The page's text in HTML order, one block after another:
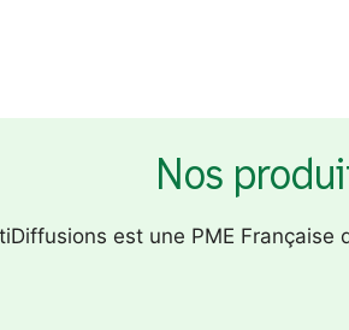
Nos
est une PME